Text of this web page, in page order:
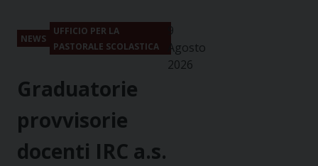
NEWS
UFFICIO PER LA
PASTORALE SCOLASTICA
9
Agosto
2026
Graduatorie
provvisorie
docenti IRC a.s.